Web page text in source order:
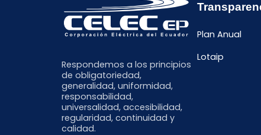
Respondemos a los principios
de obligatoriedad,
generalidad, uniformidad,
responsabilidad,
universalidad, accesibilidad,
regularidad, continuidad y
calidad.
Plan Anual
Lotaip